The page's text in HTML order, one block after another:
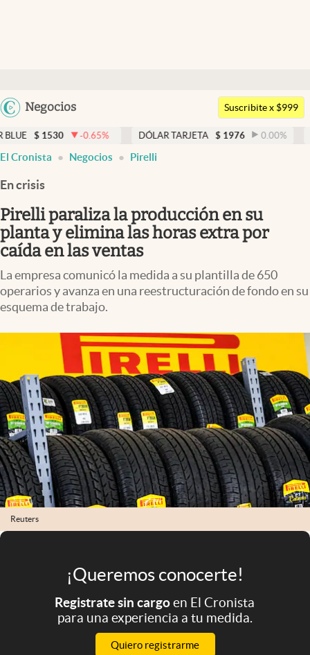
Argentina
Uruguay
Negocios
Members
Economía y Política
Finanzas y Mercados
Mercados Online
Negocios
Columnistas
Apertura
Mundial 2026
Eventos Corporativos
El Cronista Studio
Mediakit
abre en nueva pestaña
Suscribite x $999
-0.65% DÓLAR TARJETA $ 1976 0.00% DÓLAR
El Cronista Negocios Pirelli
En crisis
Pirelli paraliza la producción en su
planta y elimina las horas extra por
caída en las ventas
La empresa comunicó la medida a su plantilla de 650
operarios y avanza en una reestructuración de fondo en su
esquema de trabajo.
Reuters
¡Queremos conocerte!
Registrate sin cargoen El Cronista
para una experiencia a tu medida.
Quiero registrarme